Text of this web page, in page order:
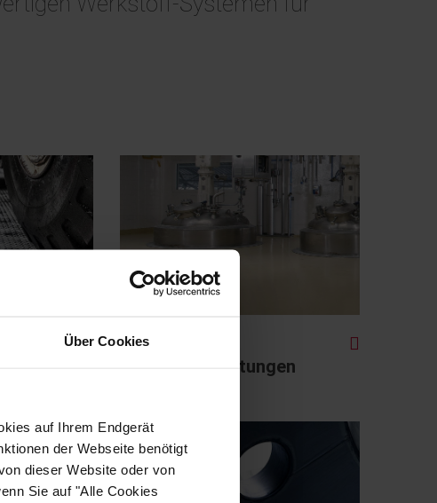
Über Cookies
auf Ihrem Endgerät
der Webseite benötigt
dieser Website oder von
Sie auf "Alle Cookies
Boden- und
Wandbeschichtungen